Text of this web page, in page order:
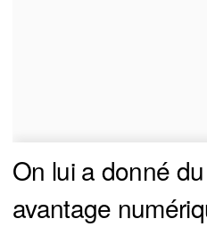
On lui a donné
avantage